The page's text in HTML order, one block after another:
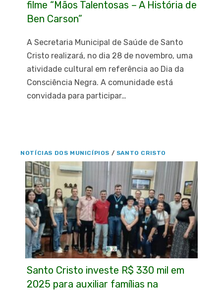
filme “Mãos Talentosas – A História de
Ben Carson”
A Secretaria Municipal de Saúde de Santo
Cristo realizará, no dia 28 de novembro, uma
atividade cultural em referência ao Dia da
Consciência Negra. A comunidade está
convidada para participar…
NOTÍCIAS DOS MUNICÍPIOS / SANTO CRISTO
Santo Cristo investe R$ 330 mil em
2025 para auxiliar famílias na